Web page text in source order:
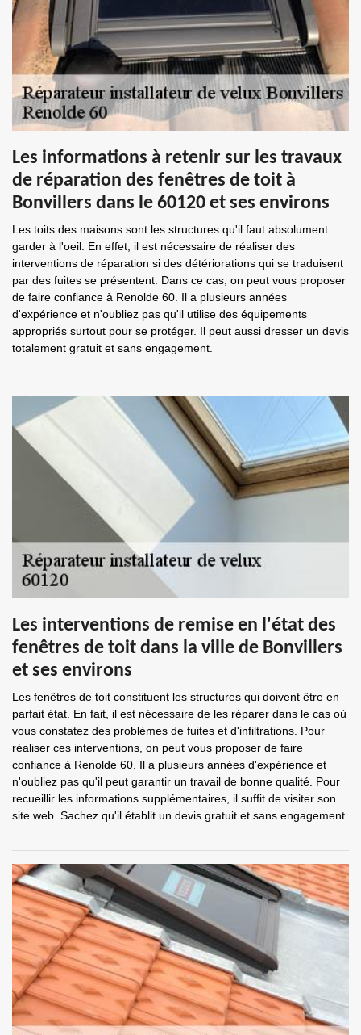
Les informations à retenir sur les travaux
de réparation des fenêtres de toit à
Bonvillers dans le 60120 et ses environs
Les toits des maisons sont les structures qu'il faut absolument
garder à l'oeil. En effet, il est nécessaire de réaliser des
interventions de réparation si des détériorations qui se traduisent
par des fuites se présentent. Dans ce cas, on peut vous proposer
de faire confiance à Renolde 60. Il a plusieurs années
d'expérience et n'oubliez pas qu'il utilise des équipements
appropriés surtout pour se protéger. Il peut aussi dresser un devis
totalement gratuit et sans engagement.
Les interventions de remise en l'état des
fenêtres de toit dans la ville de Bonvillers
et ses environs
Les fenêtres de toit constituent les structures qui doivent être en
parfait état. En fait, il est nécessaire de les réparer dans le cas où
vous constatez des problèmes de fuites et d'infiltrations. Pour
réaliser ces interventions, on peut vous proposer de faire
confiance à Renolde 60. Il a plusieurs années d'expérience et
n'oubliez pas qu'il peut garantir un travail de bonne qualité. Pour
recueillir les informations supplémentaires, il suffit de visiter son
site web. Sachez qu'il établit un devis gratuit et sans engagement.